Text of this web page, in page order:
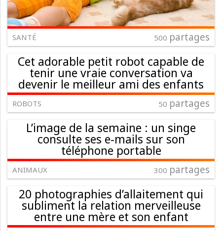
SANTÉ 500 partages
Cet adorable petit robot capable de
tenir une vraie conversation va
devenir le meilleur ami des enfants
ROBOTS 50 partages
L’image de la semaine : un singe
consulte ses e-mails sur son
téléphone portable
ANIMAUX 300 partages
20 photographies d’allaitement qui
subliment la relation merveilleuse
entre une mère et son enfant